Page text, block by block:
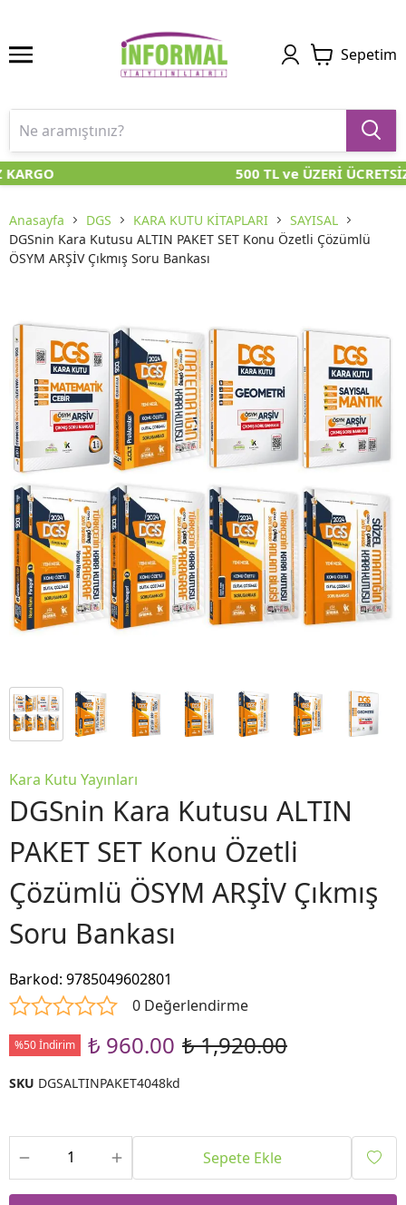
Sepetim
500 TL ve ÜZERİ ÜCRETSİZ
Anasayfa DGS KARA KUTU KİTAPLARI
SAYISAL
DGSnin Kara Kutusu ALTIN PAKET SET Konu Özetli Çözümlü
ÖSYM ARŞİV Çıkmış Soru Bankası
Kara Kutu Yayınları
DGSnin Kara Kutusu ALTIN
PAKET SET Konu Özetli
Çözümlü ÖSYM ARŞİV Çıkmış
Soru Bankası
Barkod: 9785049602801
0 Değerlendirme
%50 İndirim ₺ 960.00 ₺ 1,920.00
SKU DGSALTINPAKET4048kd
Sepete Ekle